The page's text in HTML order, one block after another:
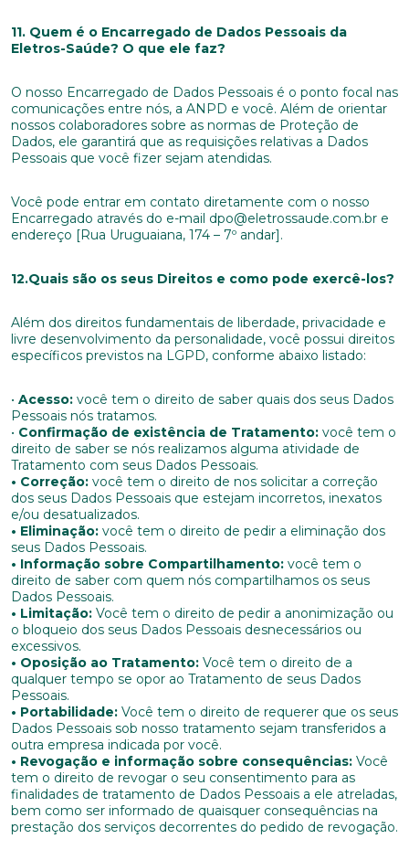
11. Quem é o Encarregado de Dados Pessoais da
Eletros-Saúde? O que ele faz?
O nosso Encarregado de Dados Pessoais é o ponto focal nas
comunicações entre nós, a ANPD e você. Além de orientar
nossos colaboradores sobre as normas de Proteção de
Dados, ele garantirá que as requisições relativas a Dados
Pessoais que você fizer sejam atendidas.
Você pode entrar em contato diretamente com o nosso
Encarregado através do e-mail dpo@eletrossaude.com.br e
endereço [Rua Uruguaiana, 174 – 7º andar].
12.Quais são os seus Direitos e como pode exercê-los?
Além dos direitos fundamentais de liberdade, privacidade e
livre desenvolvimento da personalidade, você possui direitos
específicos previstos na LGPD, conforme abaixo listado:
• Acesso: você tem o direito de saber quais dos seus Dados
Pessoais nós tratamos.
• Confirmação de existência de Tratamento: você tem o
direito de saber se nós realizamos alguma atividade de
Tratamento com seus Dados Pessoais.
• Correção: você tem o direito de nos solicitar a correção
dos seus Dados Pessoais que estejam incorretos, inexatos
e/ou desatualizados.
• Eliminação: você tem o direito de pedir a eliminação dos
seus Dados Pessoais.
• Informação sobre Compartilhamento: você tem o
direito de saber com quem nós compartilhamos os seus
Dados Pessoais.
• Limitação: Você tem o direito de pedir a anonimização ou
o bloqueio dos seus Dados Pessoais desnecessários ou
excessivos.
• Oposição ao Tratamento: Você tem o direito de a
qualquer tempo se opor ao Tratamento de seus Dados
Pessoais.
• Portabilidade: Você tem o direito de requerer que os seus
Dados Pessoais sob nosso tratamento sejam transferidos a
outra empresa indicada por você.
• Revogação e informação sobre consequências: Você
tem o direito de revogar o seu consentimento para as
finalidades de tratamento de Dados Pessoais a ele atreladas,
bem como ser informado de quaisquer consequências na
prestação dos serviços decorrentes do pedido de revogação.
Trabalhe conosco
Faça parte de uma instituição sólida, ética e
comprometida com o bem-estar dos seus
*Campos obrigatórios
Nome completo*
E-mail*
Telefone
Endereço
Bairro
Cidade
Naturalidade
Idade